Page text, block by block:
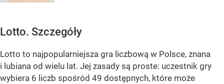
Lotto. Szczegóły
Lotto to najpopularniejsza gra liczbową w Polsce, znana
i lubiana od wielu lat. Jej zasady są proste: uczestnik gry
wybiera 6 liczb spośród 49 dostępnych, które może